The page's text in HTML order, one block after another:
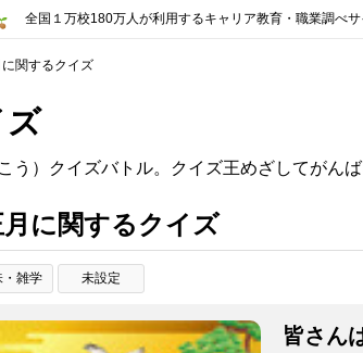
全国１万校180万人が利用するキャリア教育・職業調べサ
関するクイズ
ズ
う）クイズバトル。クイズ王めざしてがんば
に関するクイズ
・雑学 未設定
皆さん